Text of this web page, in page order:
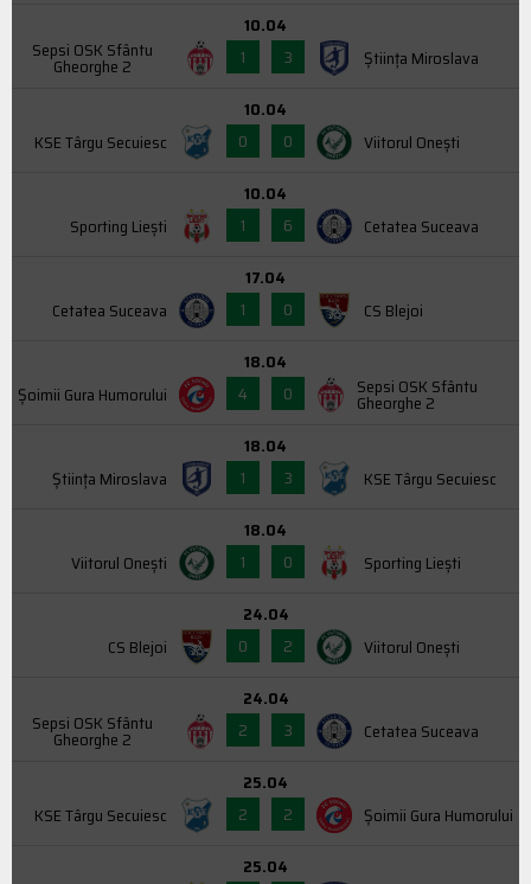
Sepsi OSK Sfântu
Gheorghe 2
10.04
1
3 Știința Miroslava
KSE Târgu Secuiesc
10.04
0
0 Viitorul Onești
Sporting Liești
10.04
1
6 Cetatea Suceava
Cetatea Suceava
17.04
1
0 CS Blejoi
Şoimii Gura Humorului
18.04
4
0 Sepsi OSK Sfântu
Gheorghe 2
Știința Miroslava
18.04
1
3 KSE Târgu Secuiesc
Viitorul Onești
18.04
1
0 Sporting Liești
CS Blejoi
24.04
0
2 Viitorul Onești
Sepsi OSK Sfântu
Gheorghe 2
24.04
2
3 Cetatea Suceava
KSE Târgu Secuiesc
25.04
2
2 Şoimii Gura Humorului
25.04